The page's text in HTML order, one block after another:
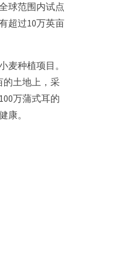
球范围内试点
超过10万英亩
麦种植项目。
的土地上，采
万蒲式耳的
康。